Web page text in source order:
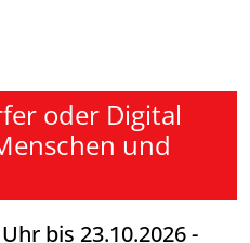
oder Digital
und
bis 23.10.2026 -